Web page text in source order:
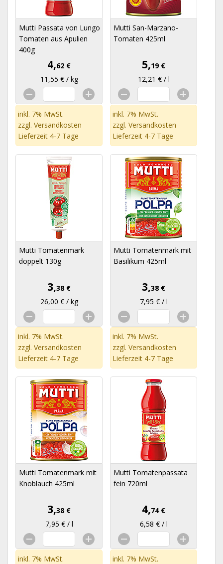
Mutti Passata von Lungo
Tomaten aus Apulien
400g
4,62 €
11,55 € / kg
inkl. 7% MwSt.
zzgl. Versandkosten
Lieferzeit 4-7 Tage
Mutti San-Marzano-
Tomaten 425ml
5,19 €
12,21 € / l
inkl. 7% MwSt.
zzgl. Versandkosten
Lieferzeit 4-7 Tage
Mutti Tomatenmark
doppelt 130g
3,38 €
26,00 € / kg
inkl. 7% MwSt.
zzgl. Versandkosten
Lieferzeit 4-7 Tage
Mutti Tomatenmark mit
Basilikum 425ml
3,38 €
7,95 € / l
inkl. 7% MwSt.
zzgl. Versandkosten
Lieferzeit 4-7 Tage
Mutti Tomatenmark mit
Knoblauch 425ml
3,38 €
7,95 € / l
inkl. 7% MwSt.
Mutti Tomatenpassata
fein 720ml
4,74 €
6,58 € / l
inkl. 7% MwSt.